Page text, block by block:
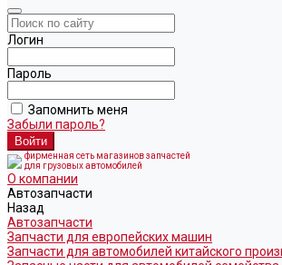
Логин
Пароль
Запомнить меня
Забыли пароль?
фирменная сеть магазинов запчастей
для грузовых автомобилей
О компании
Автозапчасти
Назад
Автозапчасти
Запчасти для европейских машин
Запчасти для автомобилей китайского